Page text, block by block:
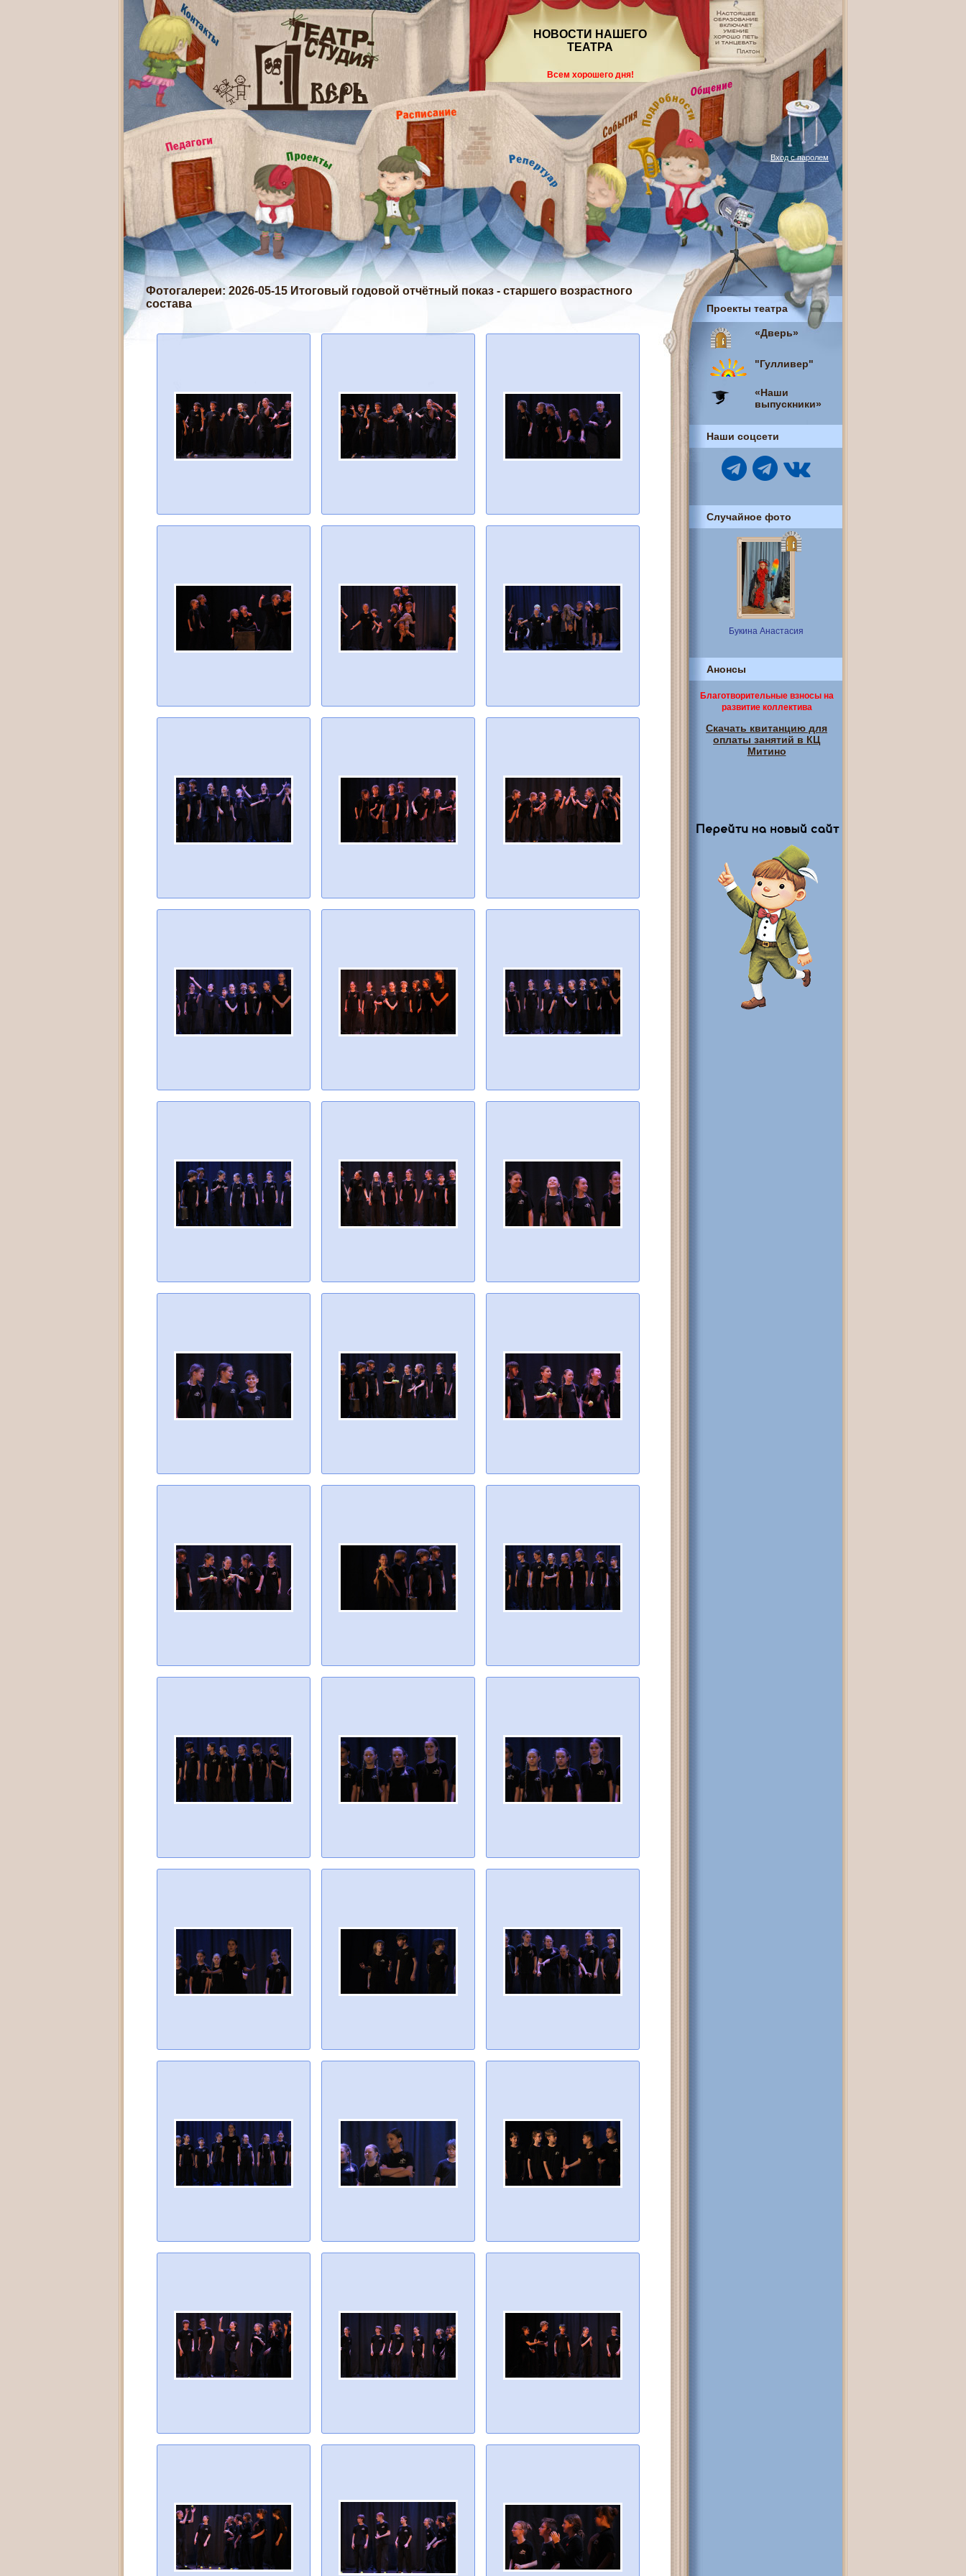
НОВОСТИ НАШЕГО
ТЕАТРА
Всем хорошего дня!
Вход с паролем
Фотогалереи: 2026-05-15 Итоговый годовой отчётный показ - старшего возрастного
состава
Проекты театра
«Дверь»
"Гулливер"
«Наши
выпускники»
Наши соцсети
Случайное фото
Букина Анастасия
Анонсы
Благотворительные взносы на
развитие коллектива
Скачать квитанцию для
оплаты занятий в КЦ
Митино